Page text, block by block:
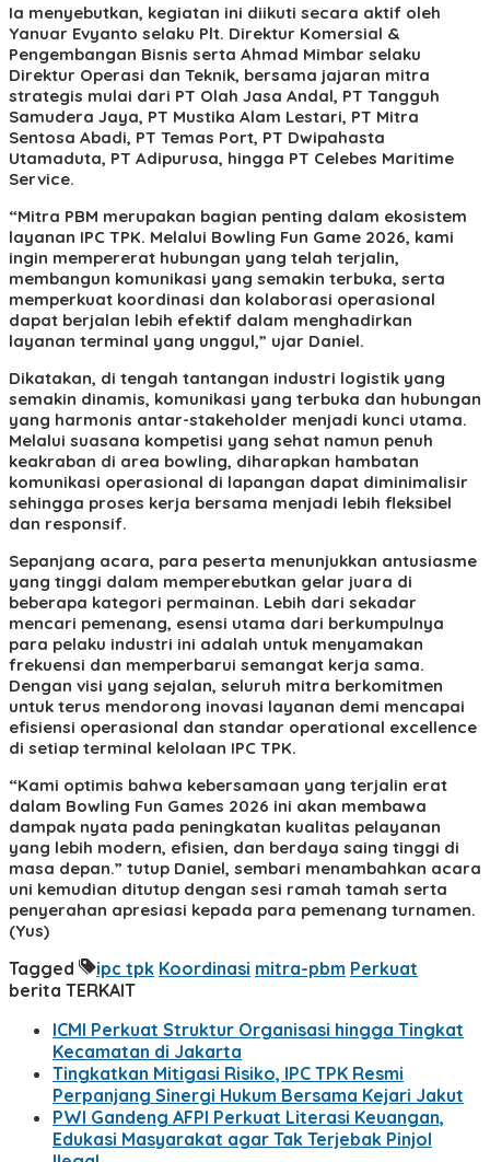
Ia menyebutkan, kegiatan ini diikuti secara aktif oleh
Yanuar Evyanto selaku Plt. Direktur Komersial &
Pengembangan Bisnis serta Ahmad Mimbar selaku
Direktur Operasi dan Teknik, bersama jajaran mitra
strategis mulai dari PT Olah Jasa Andal, PT Tangguh
Samudera Jaya, PT Mustika Alam Lestari, PT Mitra
Sentosa Abadi, PT Temas Port, PT Dwipahasta
Utamaduta, PT Adipurusa, hingga PT Celebes Maritime
Service.
“Mitra PBM merupakan bagian penting dalam ekosistem
layanan IPC TPK. Melalui Bowling Fun Game 2026, kami
ingin mempererat hubungan yang telah terjalin,
membangun komunikasi yang semakin terbuka, serta
memperkuat koordinasi dan kolaborasi operasional
dapat berjalan lebih efektif dalam menghadirkan
layanan terminal yang unggul,” ujar Daniel.
Dikatakan, di tengah tantangan industri logistik yang
semakin dinamis, komunikasi yang terbuka dan hubungan
yang harmonis antar-stakeholder menjadi kunci utama.
Melalui suasana kompetisi yang sehat namun penuh
keakraban di area bowling, diharapkan hambatan
komunikasi operasional di lapangan dapat diminimalisir
sehingga proses kerja bersama menjadi lebih fleksibel
dan responsif.
Sepanjang acara, para peserta menunjukkan antusiasme
yang tinggi dalam memperebutkan gelar juara di
beberapa kategori permainan. Lebih dari sekadar
mencari pemenang, esensi utama dari berkumpulnya
para pelaku industri ini adalah untuk menyamakan
frekuensi dan memperbarui semangat kerja sama.
Dengan visi yang sejalan, seluruh mitra berkomitmen
untuk terus mendorong inovasi layanan demi mencapai
efisiensi operasional dan standar operational excellence
di setiap terminal kelolaan IPC TPK.
“Kami optimis bahwa kebersamaan yang terjalin erat
dalam Bowling Fun Games 2026 ini akan membawa
dampak nyata pada peningkatan kualitas pelayanan
yang lebih modern, efisien, dan berdaya saing tinggi di
masa depan.” tutup Daniel, sembari menambahkan acara
uni kemudian ditutup dengan sesi ramah tamah serta
penyerahan apresiasi kepada para pemenang turnamen.
(Yus)
Tagged ipc tpk Koordinasi mitra-pbm Perkuat
berita TERKAIT
ICMI Perkuat Struktur Organisasi hingga Tingkat
Kecamatan di Jakarta
Tingkatkan Mitigasi Risiko, IPC TPK Resmi
Perpanjang Sinergi Hukum Bersama Kejari Jakut
PWI Gandeng AFPI Perkuat Literasi Keuangan,
Edukasi Masyarakat agar Tak Terjebak Pinjol